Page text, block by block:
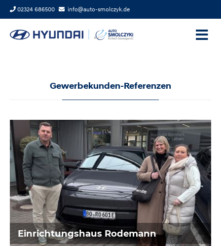
02324 686500 info@auto-smolczyk.de
Gewerbekunden-Referenzen
Einrichtungshaus Rodemann
Einrichtungshaus Rodemann
Sales Intelligence Software und
Website-Besucheridentifikation
aus Bochum